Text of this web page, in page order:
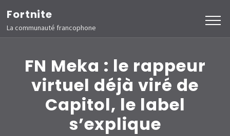
Aller
au
contenu
Entrée)
Fortnite
La communauté francophone
FN Meka : le rappeur
virtuel déjà viré de
Capitol, le label
s’explique